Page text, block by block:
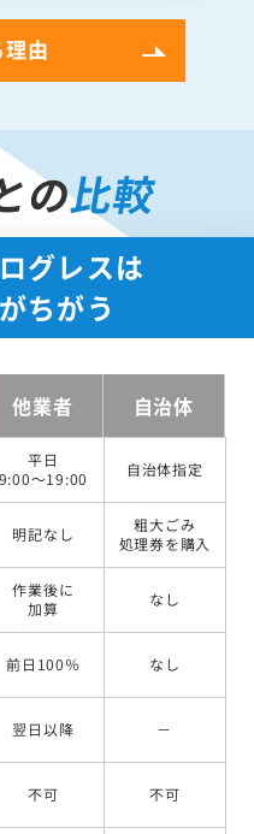
由
の比較
グレスは
ちがう
他業者 自治体
平日
9:00～19:00
自治体指定
明記なし
粗大ごみ
処理券を購入
作業後に
加算
なし
前日100％ なし
翌日以降 －
不可 不可